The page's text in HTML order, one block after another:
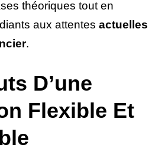
théoriques tout en
aux attentes actuelles
.
D’une
Flexible Et